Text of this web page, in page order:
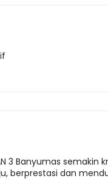
3 Banyumas semakin
berprestasi dan